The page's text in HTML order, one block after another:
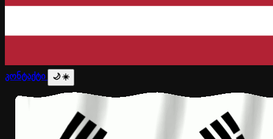
კონტაქტი 🌙☀️